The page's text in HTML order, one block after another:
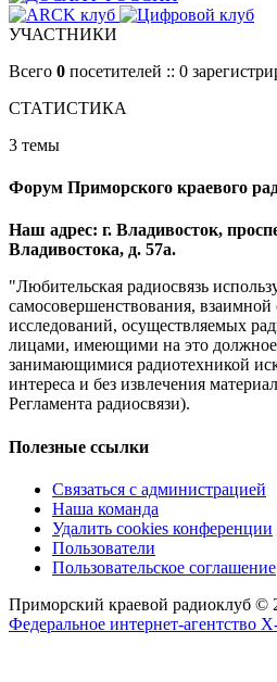
УЧАСТНИКИ
Всего 0 посетителей :: 0
СТАТИСТИКА
3 темы
Форум Приморского краевого
Наш адрес: г. Владивосток,
Владивостока, д. 57а.
"Любительская радиосвязь
самосовершенствования, взаимной
исследований, осуществляемых
лицами, имеющими на это должное
занимающимися радиотехникой
интереса и без извлечения
Регламента радиосвязи).
Полезные ссылки
Связаться с администрацией
Наша команда
Удалить cookies конференции
Пользователи
Пользовательское соглашение
Приморский краевой радиоклуб ©
Федеральное интернет-агентство